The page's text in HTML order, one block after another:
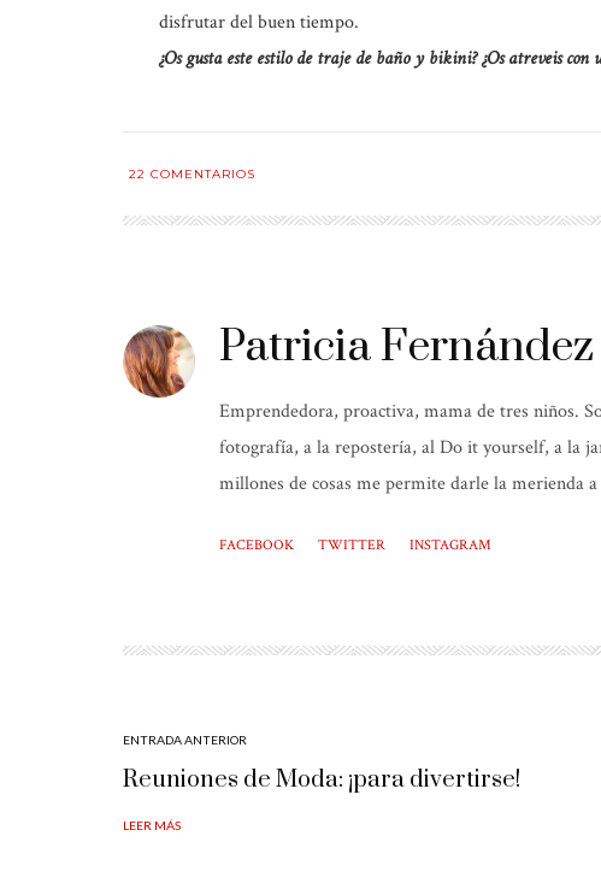
disfrutar del buen tiempo.
¿Os gusta este estilo de traje de baño y bikini? ¿Os atreveis
22 COMENTARIOS
Patricia Fernández
Emprendedora, proactiva, mama de tres niños.
fotografía, a la repostería, al Do it yourself, a la
millones de cosas me permite darle la merienda
FACEBOOK TWITTER INSTAGRAM
ENTRADA ANTERIOR
Reuniones de Moda: ¡para divertirse!
LEER MÁS